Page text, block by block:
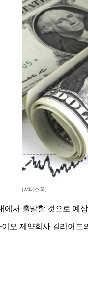
(셔터스톡)
에서 출발할 것으로 예
오 제약회사 길리어